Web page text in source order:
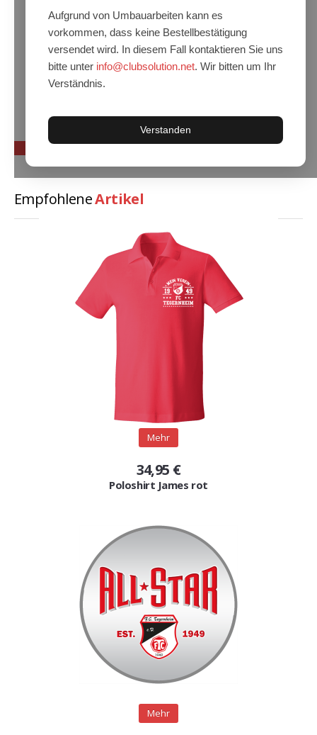
Gläser & Tassen & Krüge
Kochen & Grillen
Aufkleber & Handys & Mousepads
Taschen
Wimpel & Fanschal & Schirme
Kappen & Mützen
Leinwände und Kissen
Long Sleeve & Tank Top
Gutscheine
Aufgrund von Umbauarbeiten kann es
vorkommen, dass keine Bestellbestätigung
versendet wird. In diesem Fall kontaktieren Sie uns
bitte unter info@clubsolution.net. Wir bitten um Ihr
Verständnis.
Verstanden
EmpfohleneArtikel
Mehr
34,95 €
Poloshirt James rot
Mehr